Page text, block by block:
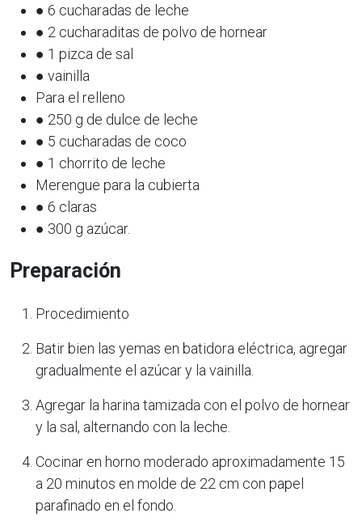
● 6 cucharadas de leche
● 2 cucharaditas de polvo de hornear
● 1 pizca de sal
● vainilla
Para el relleno
● 250 g de dulce de leche
● 5 cucharadas de coco
● 1 chorrito de leche
Merengue para la cubierta
● 6 claras
● 300 g azúcar.
Preparación
Procedimiento
Batir bien las yemas en batidora eléctrica, agregar
gradualmente el azúcar y la vainilla.
Agregar la harina tamizada con el polvo de hornear
y la sal, alternando con la leche.
Cocinar en horno moderado aproximadamente 15
a 20 minutos en molde de 22 cm con papel
parafinado en el fondo.